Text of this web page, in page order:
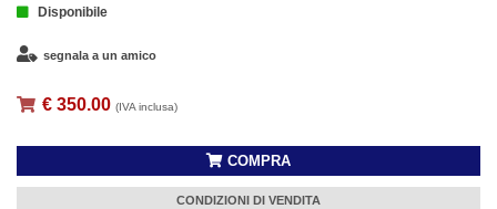
Disponibile
segnala a un amico
€ 350.00 (IVA inclusa)
COMPRA
CONDIZIONI DI VENDITA